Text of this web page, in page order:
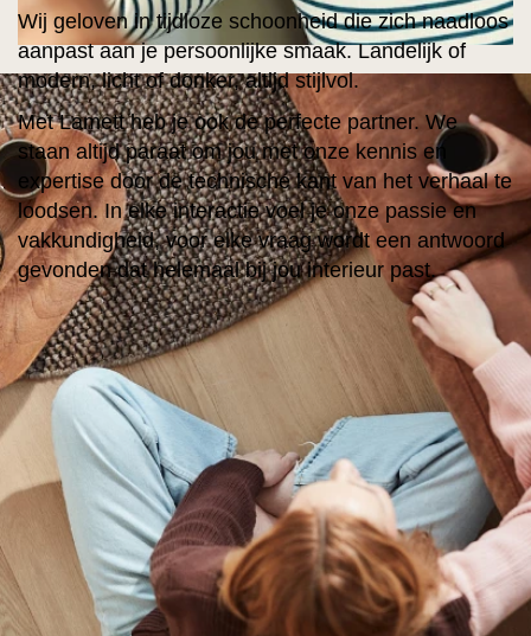
Wij geloven in tijdloze schoonheid die zich naadloos
aanpast aan je persoonlijke smaak. Landelijk of
modern, licht of donker, altijd stijlvol.
Met Lamett heb je ook de perfecte partner. We
staan altijd paraat om jou met onze kennis en
expertise door de technische kant van het verhaal te
loodsen. In elke interactie voel je onze passie en
vakkundigheid, voor elke vraag wordt een antwoord
gevonden dat helemaal bij jou interieur past.